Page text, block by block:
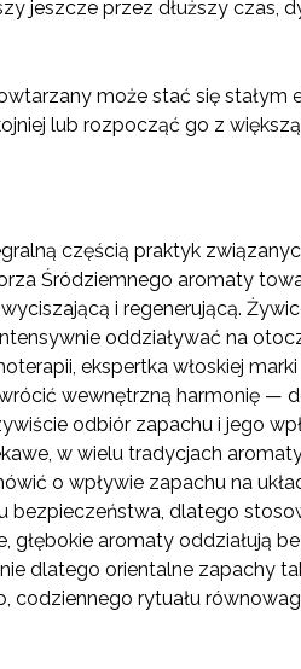
jeszcze przez dłuższy czas,
może stać się stałym
lub rozpocząć go z większą
częścią praktyk
Śródziemnego aromaty
i regenerującą.
oddziaływać na
ekspertka włoskiej marki
wewnętrzną harmonię —
odbiór zapachu i jego
w wielu tradycjach
o wpływie zapachu na
dlatego
aromaty oddziałują
dlatego orientalne zapachy
rytuału